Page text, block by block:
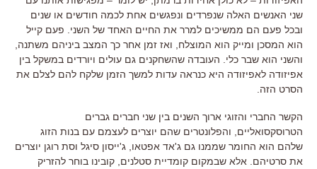
שני האנשים האלה שנפרדים ונפגשים אחת לכמה חודשים או שנים
ובכל פעם הם ממשיכים למרר את החיים האחד של השני
פעם קייל
הוא המסכן ומייק הוא המוצלח
ואז זמן אחר כך המצב ביניהם משתנה
והשני הוא שבר כלי
העובדה שהשחקנים גם עולים ויורדים במשקל בין
אפיזודה לאפיזודה היא כנראה עדות למשך הזמן שלקח להם לצלם את
הסרט הזה
הקשר החברי והזוגי ארוך השנים בין שני חברים גברים
הטרוסקסואליים
והפלונטרים שהם יוצרים לעצמם עם בנות הזוג
שלהם הוא החומר שממנו גם ג'אד אפטאו ג'ייסון סיגל וסת רוגן יוצרים
את סרטיהם
אלא שבמקום קומדיית סטלנים קובינו בוחר להזריק